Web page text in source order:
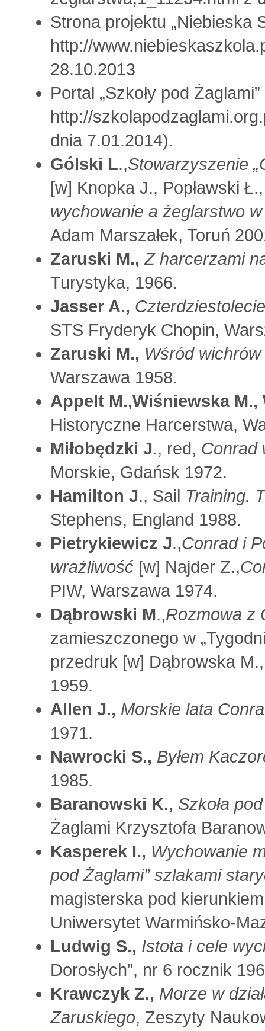
Strona projektu „Niebieska
http://
28.10.2013
Portal „Szkoły pod Żaglami”
http://
dnia 7.01.2014).
Gólski L.,Stowarzyszenie
[w] Knopka J., Popławski
wychowanie a żeglarstwo
Adam Marszałek, Toruń
Zaruski M., Z harcerzami
Turystyka, 1966.
Jasser A.,
STS Fryderyk Chopin,
Zaruski M., Wśród wichrów
Warszawa 1958.
Appelt M.,Wiśniewska M.,
Historyczne Harcerstwa,
Miłobędzki J., red, Conrad
Morskie, Gdańsk 1972.
Hamilton J., Sail Training.
Stephens, England 1988.
Pietrykiewicz J.,Conrad i
wrażliwość [w] Najder Z.,
PIW, Warszawa 1974.
Dąbrowski M.,Rozmowa z
zamieszczonego w
przedruk [w] Dąbrowska
1959.
Allen J., Morskie lata
1971.
Nawrocki S., Byłem
1985.
Baranowski K., Szkoła
Żaglami Krzysztofa
Kasperek I., Wychowanie
pod Żaglami” szlakami
magisterska pod
Uniwersytet Warmińsko-
Ludwig S., Istota i cele
Dorosłych”, nr 6 rocznik
Krawczyk Z., Morze w
Zaruskiego, Zeszyty